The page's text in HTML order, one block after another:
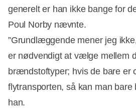
generelt er han ikke bange for
Poul Norby nævnte.
”Grundlæggende mener jeg
er nødvendigt at vælge mellem
brændstoftyper; hvis de bare er
flytransporten, så kan man bare
han.